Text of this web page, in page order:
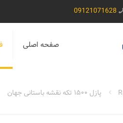
09121071628
صفحه اصلی
پازل ۱۵۰۰ تکه نقشه باستانی جهان